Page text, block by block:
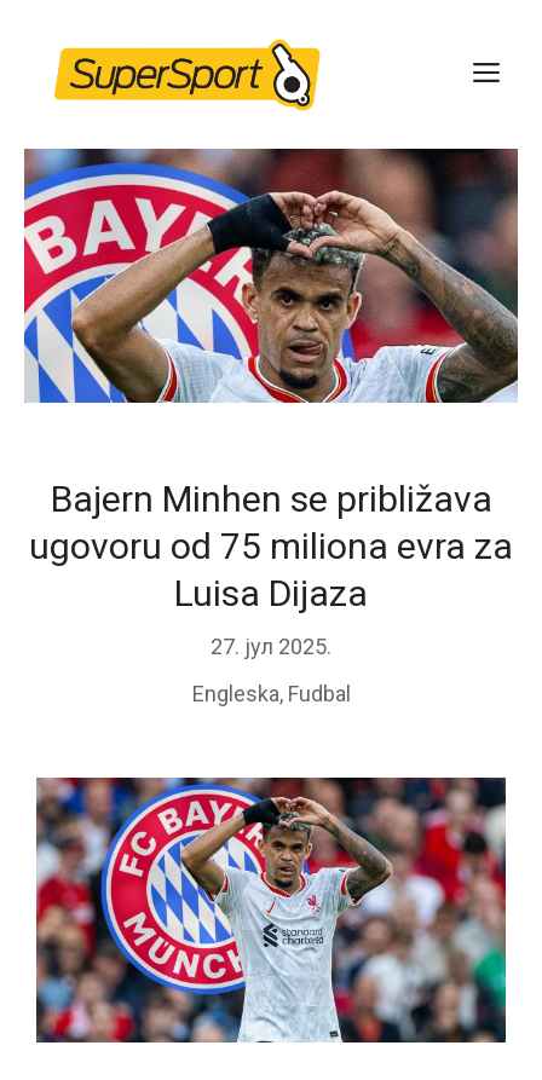
content
Bajern Minhen se približava
ugovoru od 75 miliona evra za
Luisa Dijaza
27. јул 2025.
Engleska, Fudbal